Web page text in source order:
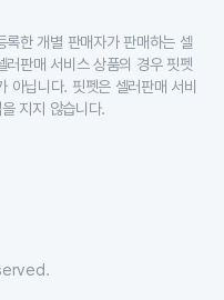
한 개별 판매자가 판매하는 셀
판매 서비스 상품의 경우 핏펫
아닙니다. 핏펫은 셀러판매 서비
지지 않습니다.